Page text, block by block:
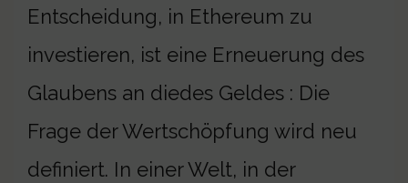
Entscheidung, in Ethereum zu
investieren, ist eine Erneuerung des
Glaubens an diedes Geldes : Die
Frage der Wertschöpfung wird neu
definiert. In einer Welt, in der